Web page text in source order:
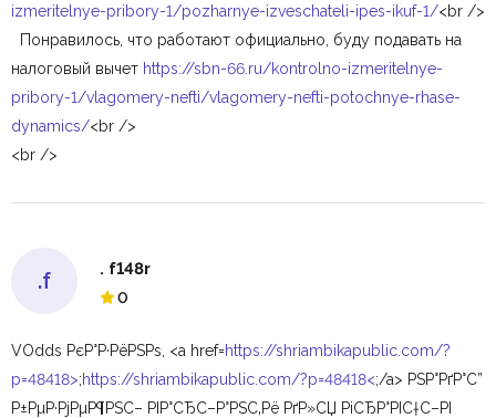
izmeritelnye-pribory-1/pozharnye-izveschateli-ipes-ikuf-1/<br />
Понравилось, что работают официально, буду подавать на
налоговый вычет https://sbn-66.ru/kontrolno-izmeritelnye-
pribory-1/vlagomery-nefti/vlagomery-nefti-potochnye-rhase-
dynamics/<br />
<br />
.f . f148r
0
VOdds РєР°Р·РёРЅРѕ, <a href=https://shriambikapublic.com/?
p=48418>;https://shriambikapublic.com/?p=48418<;/a> РЅР°РґР°С”
Р±РµР·РјРµР¶РЅС– РІР°СЂС–Р°РЅС‚Рё РґР»СЏ РіСЂР°РІС†С–РІ